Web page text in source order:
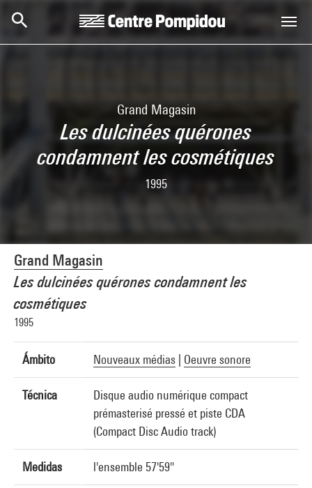
Grand Magasin
Les dulcinées quérones
condamnent les cosmétiques
1995
Grand Magasin
Les dulcinées quérones condamnent les
cosmétiques
1995
Ámbito Nouveaux médias Oeuvre sonore
Técnica
Disque audio numérique compact
prémasterisé pressé et piste CDA
(Compact Disc Audio track)
Medidas l'ensemble 57'59"